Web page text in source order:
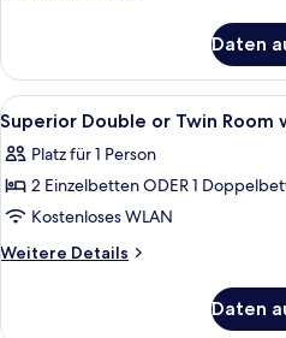
with
Balcony
anzeigen
Double
or
Twin
Room
with
Balcony
Daten
Alle
Fotos
für
Superior
Double
or
with
4
Superior Double or Twin Room
Platz für 1 Person
2 Einzelbetten ODER 1
Kostenloses WLAN
Weitere Details
Weitere
Daten